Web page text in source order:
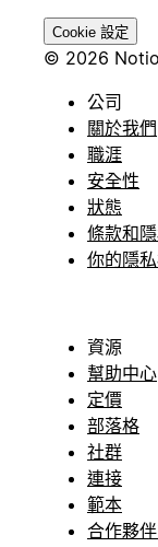
Cookie 設定
© 2026
公司
關於我們
職涯
安全性
狀態
條款和
你的隱
資源
幫助中心
定價
部落格
社群
連接
範本
合作夥